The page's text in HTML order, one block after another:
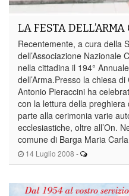
14 Luglio 2008 -
LA FESTA
Recentemente, a cura della
dell’Associazione Nazionale
nella cittadina il 194°
dell’Arma.Presso la chiesa
Antonio Pieraccini ha
con la lettura della
parte alla cerimonia varie
ecclesiastiche, oltre all’On.
comune di Barga Maria